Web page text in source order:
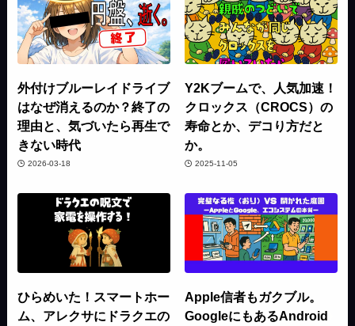
外付けブルーレイドライブ
はなぜ消えるのか？終了の
理由と、気づいたら再生で
きない時代
2026-03-18
Y2Kブームで、人気加速！
クロックス（CROCS）の
寿命とか、デコり方だと
か。
2025-11-05
ひらめいた！スマートホー
ム、アレクサにドラクエの
Apple信者もガクブル。
GoogleにもあるAndroid